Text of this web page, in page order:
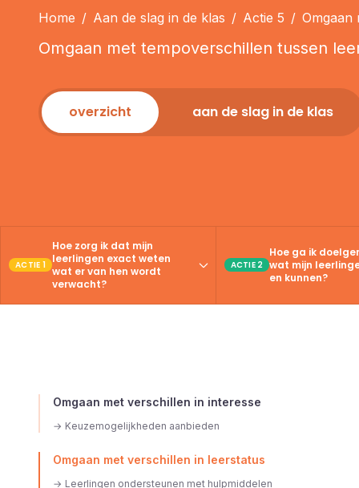
Home / Aan de slag in de klas / Actie 5 / Omgaan
Omgaan met tempoverschillen tussen
overzicht aan de slag in de klas
ACTIE 1
Hoe zorg ik dat mijn
leerlingen exact weten
wat er van hen wordt
verwacht?
ACTIE 2
Hoe ga ik
wat mijn
en kunnen?
Omgaan met verschillen in interesse
→ Keuzemogelijkheden aanbieden
Omgaan met verschillen in leerstatus
→ Leerlingen ondersteunen met hulpmiddelen